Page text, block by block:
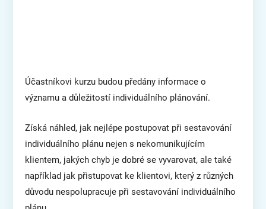
Účastníkovi kurzu budou předány informace o
významu a důležitostí individuálního plánování.
Získá náhled, jak nejlépe postupovat při sestavování
individuálního plánu nejen s nekomunikujícím
klientem, jakých chyb je dobré se vyvarovat, ale také
například jak přistupovat ke klientovi, který z různých
důvodu nespolupracuje při sestavování individuálního